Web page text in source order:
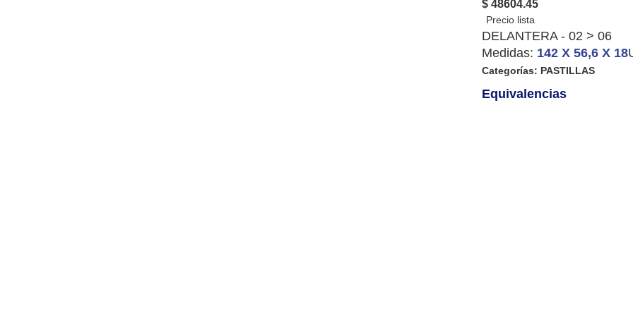
$ 48604.45
DELANTERA - 02 > 06
Medidas: 142 X 56,6 X 18
Categorías: PASTILLAS
Equivalencias